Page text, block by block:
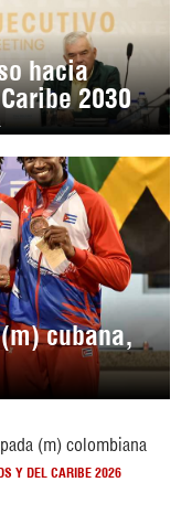
hacia
2030
cubana,
(m) colombiana
Y DEL CARIBE 2026